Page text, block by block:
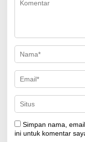
Simpan nama,
ini untuk komentar